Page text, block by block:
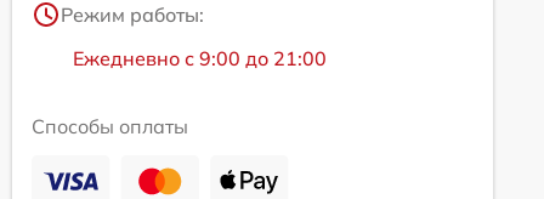
Режим работы:
Ежедневно с 9:00 до 21:00
Способы оплаты